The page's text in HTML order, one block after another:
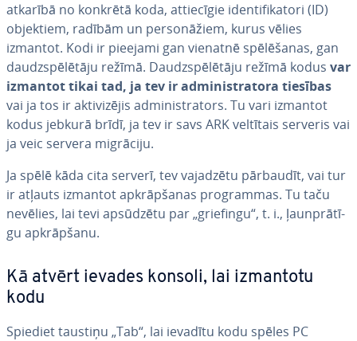
atkarībā no konkrētā koda, at­tie­cī­gie iden­ti­fi­ka­to­ri (ID)
objektiem, radībām un per­so­nā­žiem, kurus vēlies
izmantot. Kodi ir pieejami gan vienatnē spē­lē­ša­nas, gan
daudzspē­lē­tā­ju režīmā. Daudzspē­lē­tā­ju režīmā kodus var
izmantot tikai tad, ja tev ir ad­mi­nis­tra­to­ra tiesības
vai ja tos ir ak­ti­vi­zē­jis ad­mi­nis­tra­tors. Tu vari izmantot
kodus jebkurā brīdī, ja tev ir savs ARK veltītais serveris vai
ja veic servera migrāciju.
Ja spēlē kāda cita serverī, tev vajadzētu pārbaudīt, vai tur
ir atļauts izmantot ap­krāp­ša­nas prog­ram­mas. Tu taču
nevēlies, lai tevi apsūdzētu par „griefingu“, t. i., ļaun­prā­tī­
gu ap­krāp­ša­nu.
Kā atvērt ievades konsoli, lai izmantotu
kodu
Spiediet taustiņu „Tab“, lai ievadītu kodu spēles PC